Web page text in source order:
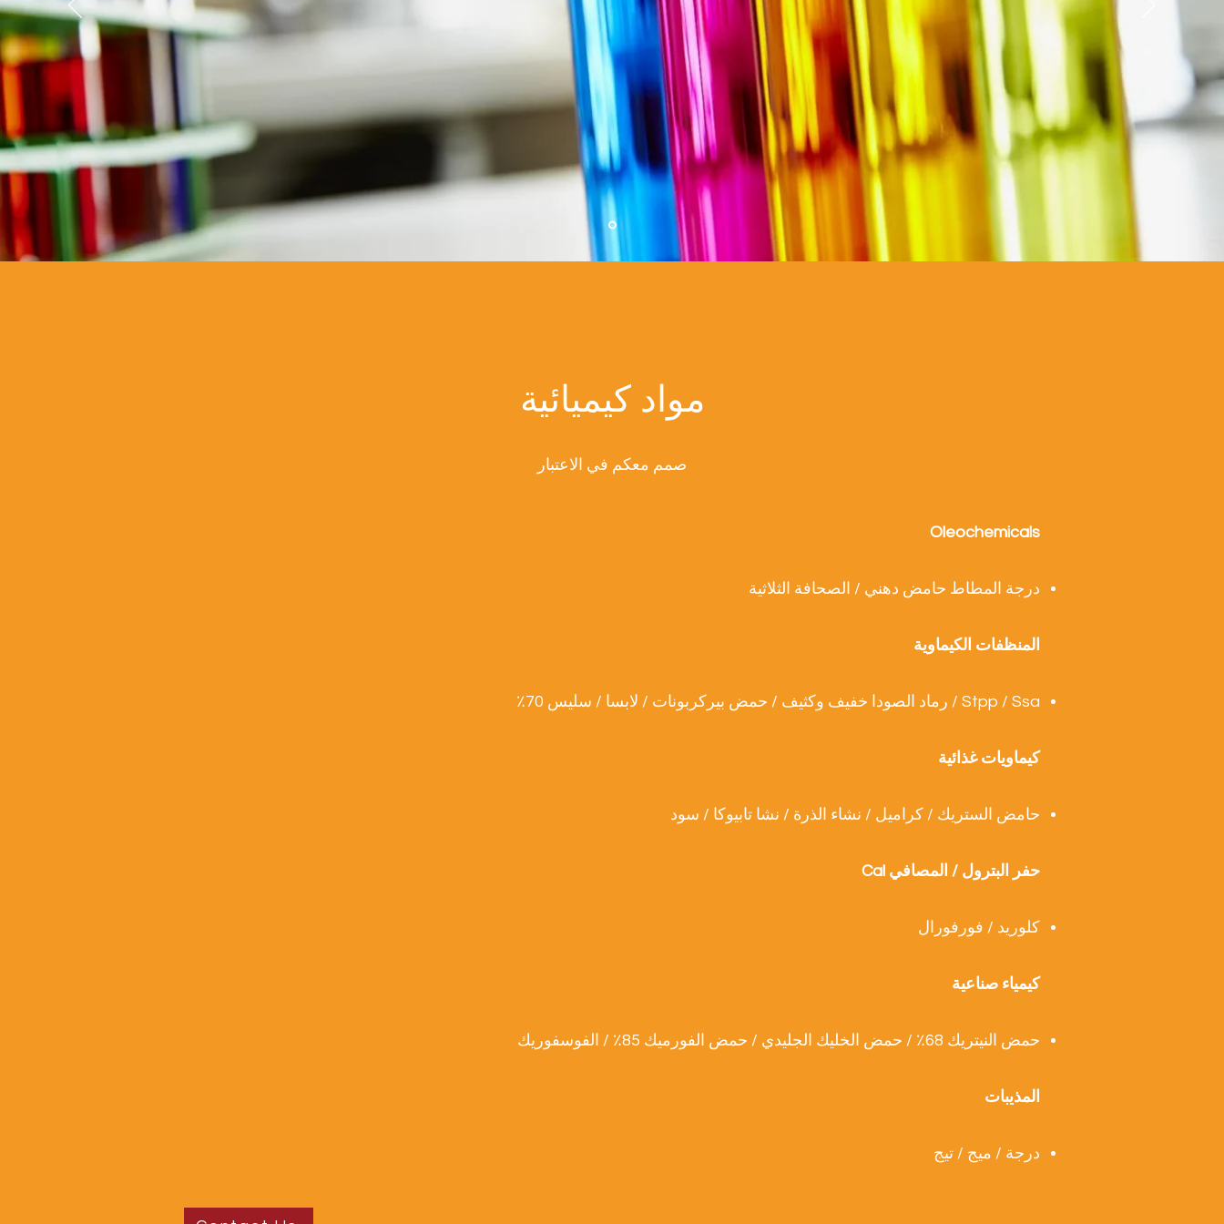
مواد كيميائية
صمم معكم في الاعتبار
Oleochemicals
درجة المطاط حامض دهني / الصحافة الثلاثية
المنظفات الكيماوية
Stpp / Ssa / رماد الصودا خفيف وكثيف / حمض بيركربونات / لابسا / سليس 70٪
كيماويات غذائية
حامض الستريك / كراميل / نشاء الذرة / نشا تابيوكا / سود
حفر البترول / المصافي Cal
كلوريد / فورفورال
كيمياء صناعية
حمض النيتريك 68٪ / حمض الخليك الجليدي / حمض الفورميك 85٪ / الفوسفوريك
المذيبات
درجة / ميج / تيج